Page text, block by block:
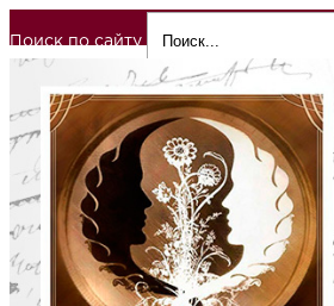
Поиск по сайту